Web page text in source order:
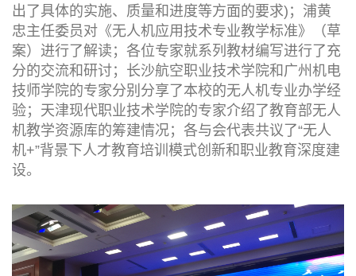
出了具体的实施、质量和进度等方面的要求)；浦黄
忠主任委员对《无人机应用技术专业教学标准》（草
案）进行了解读；各位专家就系列教材编写进行了充
分的交流和研讨；长沙航空职业技术学院和广州机电
技师学院的专家分别分享了本校的无人机专业办学经
验；天津现代职业技术学院的专家介绍了教育部无人
机教学资源库的筹建情况；各与会代表共议了“无人
机+”背景下人才教育培训模式创新和职业教育深度建
设。